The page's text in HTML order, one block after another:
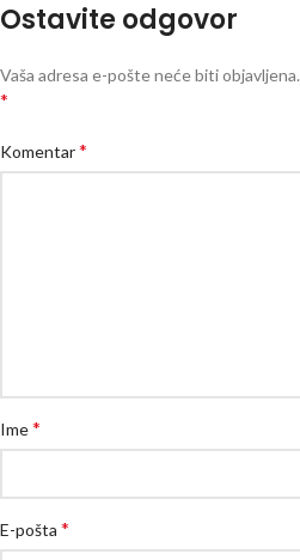
Ostavite odgovor
Vaša adresa e-pošte neće biti objavljena.
*
Komentar*
Ime*
E-pošta *